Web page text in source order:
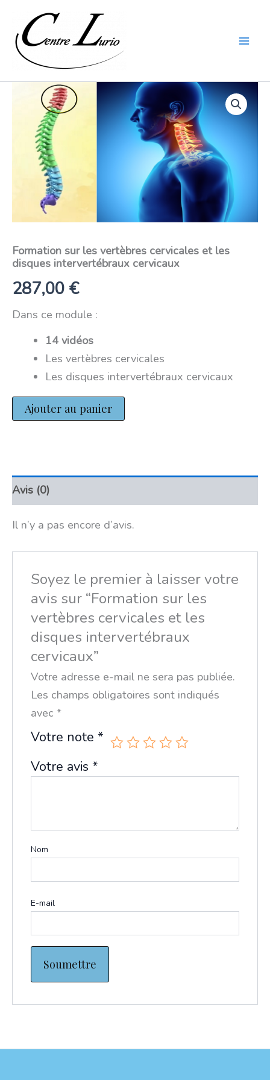
contenu
Formation sur les vertèbres cervicales et les
disques intervertébraux cervicaux
287,00 €
Dans ce module :
14 vidéos
Les vertèbres cervicales
Les disques intervertébraux cervicaux
Formation
vertèbres
cervicales
intervertébraux
cervicaux
Ajouter au panier
Avis (0)
Il n’y a pas encore d’avis.
Soyez le premier à laisser votre
avis sur “Formation sur les
vertèbres cervicales et les
disques intervertébraux
cervicaux”
Votre adresse e-mail ne sera pas publiée.
Les champs obligatoires sont indiqués
avec*
Votre note*
Votre avis*
Nom
E-mail